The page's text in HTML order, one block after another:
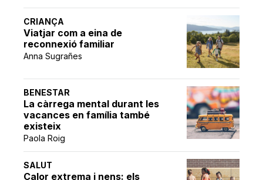
CRIANÇA
Viatjar com a eina de
reconnexió familiar
Anna Sugrañes
BENESTAR
La càrrega mental durant les
vacances en família també
existeix
Paola Roig
SALUT
Calor extrema i nens: els